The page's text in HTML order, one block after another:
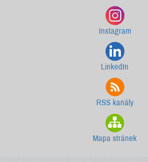
Instagram
LinkedIn
RSS kanály
Mapa stránek